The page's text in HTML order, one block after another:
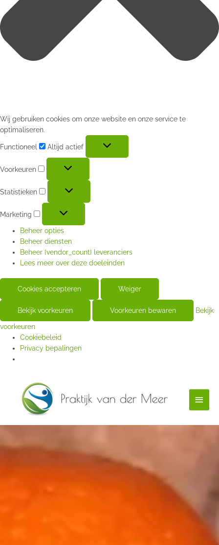
Wij gebruiken cookies om onze website en onze service te
optimaliseren.
Functioneel Altijd actief
Voorkeuren
Statistieken
Marketing
Beheer opties
Beheer diensten
Beheer {vendor_count} leveranciers
Lees meer over deze doeleinden
Cookies accepteren Weiger
Bekijk voorkeuren Voorkeuren bewaren Bekijk
voorkeuren
Cookiebeleid
Privacy bepalingen